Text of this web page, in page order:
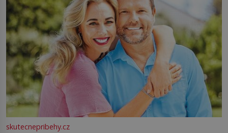
skutecnepribehy.cz